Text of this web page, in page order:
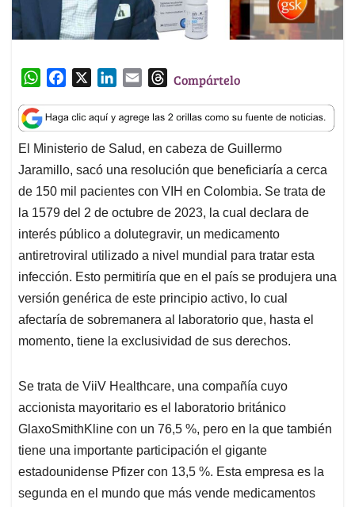
W
a
t
s
A
p
p
c
e
b
o
o
k
n
k
e
d
I
n
a
i
l
T
r
e
a
d
s
Compártelo
El Ministerio de Salud, en cabeza de Guillermo
Jaramillo, sacó una resolución que beneficiaría a cerca
de 150 mil pacientes con VIH en Colombia. Se trata de
la 1579 del 2 de octubre de 2023, la cual declara de
interés público a dolutegravir, un medicamento
antiretroviral utilizado a nivel mundial para tratar esta
infección. Esto permitiría que en el país se produjera una
versión genérica de este principio activo, lo cual
afectaría de sobremanera al laboratorio que, hasta el
momento, tiene la exclusividad de sus derechos.
Se trata de ViiV Healthcare, una compañía cuyo
accionista mayoritario es el laboratorio británico
GlaxoSmithKline con un 76,5 %, pero en la que también
tiene una importante participación el gigante
estadounidense Pfizer con 13,5 %. Esta empresa es la
segunda en el mundo que más vende medicamentos